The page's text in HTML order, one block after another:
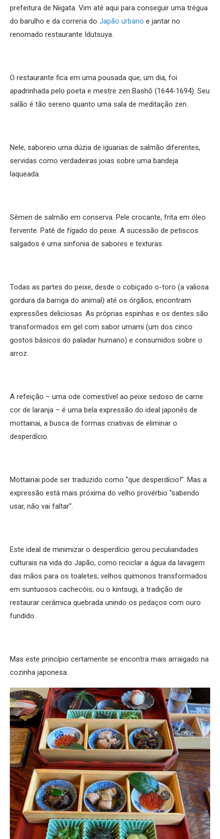
prefeitura de Niigata. Vim até aqui para conseguir uma trégua
do barulho e da correria do Japão urbano e jantar no
renomado restaurante Idutsuya.
O restaurante fica em uma pousada que, um dia, foi
apadrinhada pelo poeta e mestre zen Bashō (1644-1694). Seu
salão é tão sereno quanto uma sala de meditação zen.
Nele, saboreio uma dúzia de iguarias de salmão diferentes,
servidas como verdadeiras joias sobre uma bandeja
laqueada.
Sêmen de salmão em conserva. Pele crocante, frita em óleo
fervente. Patê de fígado do peixe. A sucessão de petiscos
salgados é uma sinfonia de sabores e texturas.
Todas as partes do peixe, desde o cobiçado o-toro (a valiosa
gordura da barriga do animal) até os órgãos, encontram
expressões deliciosas. As próprias espinhas e os dentes são
transformados em gel com sabor umami (um dos cinco
gostos básicos do paladar humano) e consumidos sobre o
arroz.
A refeição – uma ode comestível ao peixe sedoso de carne
cor de laranja – é uma bela expressão do ideal japonês de
mottainai, a busca de formas criativas de eliminar o
desperdício.
Mottainai pode ser traduzido como “que desperdício!”. Mas a
expressão está mais próxima do velho provérbio “sabendo
usar, não vai faltar”.
Este ideal de minimizar o desperdício gerou peculiaridades
culturais na vida do Japão, como reciclar a água da lavagem
das mãos para os toaletes; velhos quimonos transformados
em suntuosos cachecóis; ou o kintsugi, a tradição de
restaurar cerâmica quebrada unindo os pedaços com ouro
fundido.
Mas este princípio certamente se encontra mais arraigado na
cozinha japonesa.